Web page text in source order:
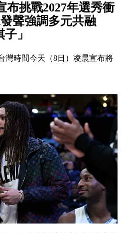
挑戰2027年選秀衝
聲強調多元共融
」
灣時間今天（8日）凌晨宣布將